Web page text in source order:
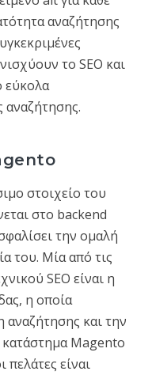
αναζήτησης
το SEO και
εύκολα
αναζήτησης.
στοιχείο του
στο backend
την ομαλή
του. Μία από τις
SEO είναι η
η οποία
αναζήτησης και την
κατάστημα Magento
είναι